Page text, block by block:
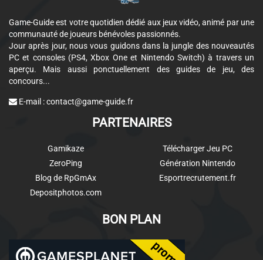
Game-Guide est votre quotidien dédié aux jeux vidéo, animé par une
communauté de joueurs bénévoles passionnés.
Jour après jour, nous vous guidons dans la jungle des nouveautés
PC et consoles (PS4, Xbox One et Nintendo Switch) à travers un
aperçu. Mais aussi ponctuellement des guides de jeu, des
concours...
E-mail :contact@game-guide.fr
PARTENAIRES
Gamikaze
ZeroPing
Blog de RpGmAx
Depositphotos.com
Télécharger Jeu PC
Génération Nintendo
Esportrecrutement.fr
BON PLAN